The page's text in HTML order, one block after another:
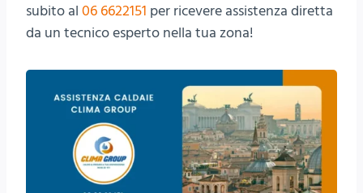
subito al 06 6622151 per ricevere assistenza diretta
da un tecnico esperto nella tua zona!